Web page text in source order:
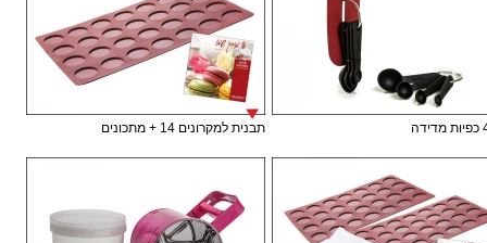
תבנית למקרונים 14 + מתכונים